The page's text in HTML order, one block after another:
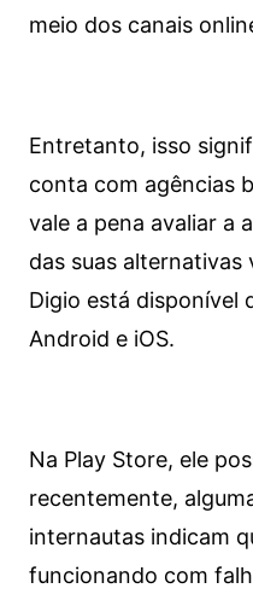
meio dos canais
Entretanto, isso
conta com agências
vale a pena avaliar a
das suas
Digio está disponível
Android e iOS.
Na Play Store, ele
recentemente,
internautas indicam
funcionando com